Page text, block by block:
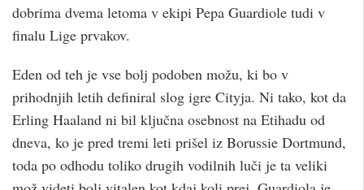
dobrima dvema letoma v ekipi Pepa Guardiole tudi v
finalu Lige prvakov.
Eden od teh je vse bolj podoben možu, ki bo v
prihodnjih letih definiral slog igre Cityja. Ni tako, kot da
Erling Haaland ni bil ključna osebnost na Etihadu od
dneva, ko je pred tremi leti prišel iz Borussie Dortmund,
toda po odhodu toliko drugih vodilnih luči je ta veliki